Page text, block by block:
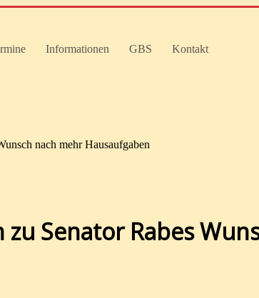
Informationen GBS Kontakt
nach mehr Hausaufgaben
Senator Rabes